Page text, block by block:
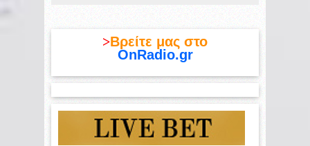
>Βρείτε μας στο
OnRadio.gr